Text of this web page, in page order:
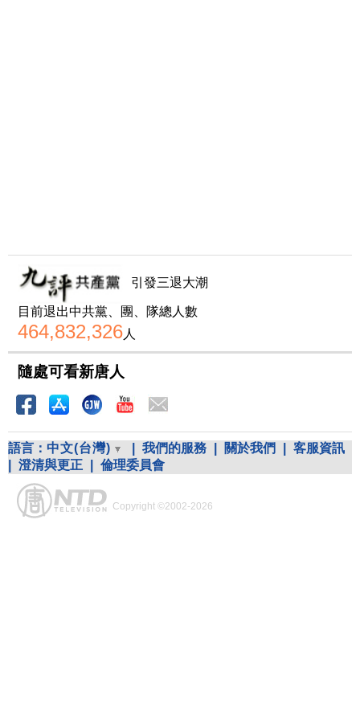
引發三退大潮
目前退出中共黨、團、隊總人數
464,832,326人
隨處可看新唐人
語言： 中文(台灣) 我們的服務 關於我們
客服資訊
澄清與更正 倫理委員會
Copyright ©2002-2026